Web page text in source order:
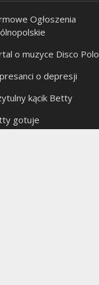
Ogłoszenia
o muzyce Disco Polo
o depresji
kącik Betty
gotuje